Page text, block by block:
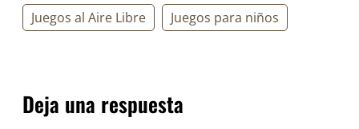
Juegos al Aire Libre Juegos para niños
Deja una respuesta